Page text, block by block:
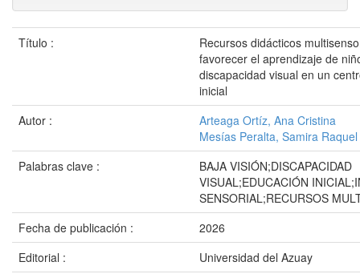
Título :
Recursos didácticos
favorecer el aprendizaje de
discapacidad visual en un
inicial
Autor :
Arteaga Ortíz, Ana Cristina
Mesías Peralta, Samira Raquel
Palabras clave :
BAJA VISIÓN;DISCAPACIDAD
VISUAL;EDUCACIÓN
SENSORIAL;RECURSOS
Fecha de publicación :
2026
Editorial :
Universidad del Azuay